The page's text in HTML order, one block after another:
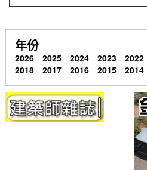
年份
2026 2025 2024 2023 2022
2018
2017 2016 2015 2014